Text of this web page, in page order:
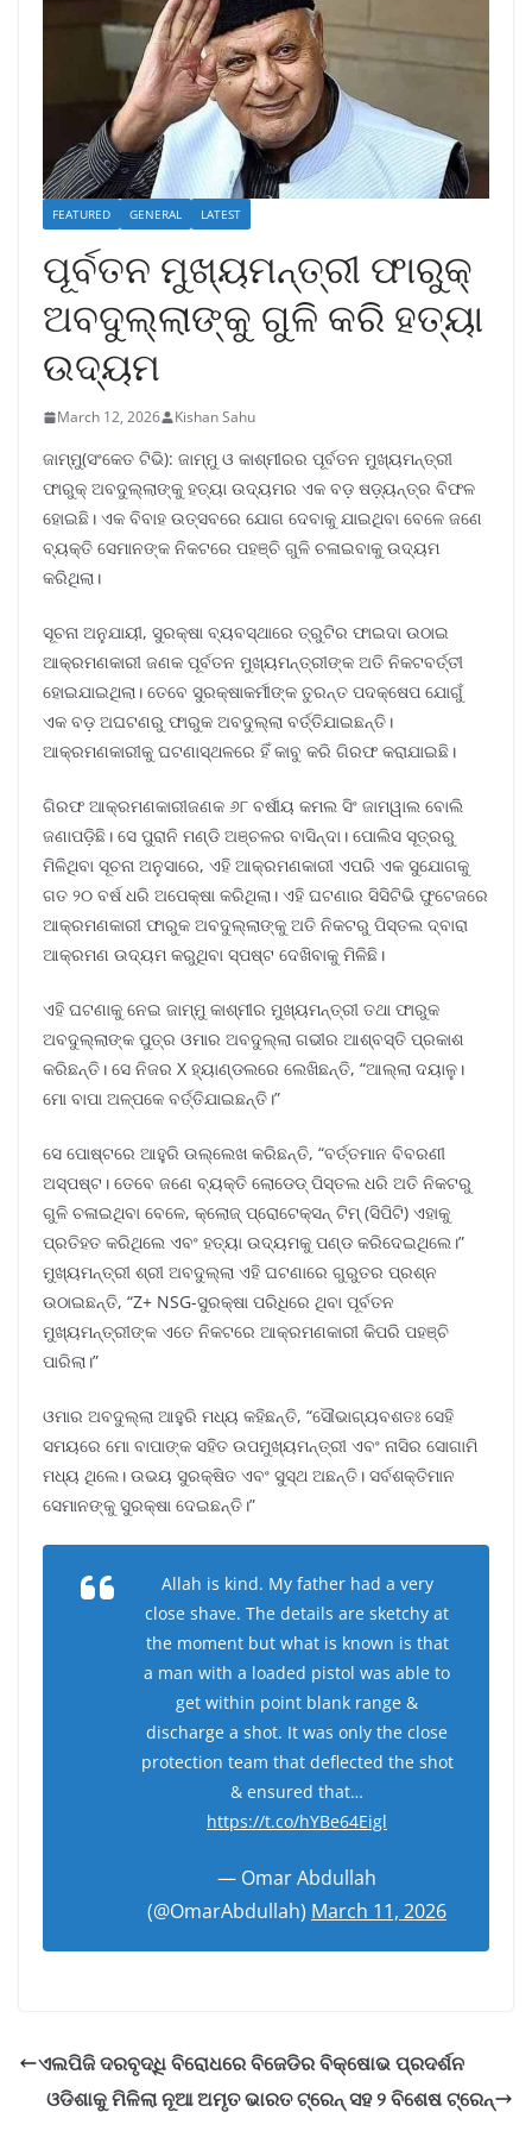
FEATURED GENERAL LATEST
ପୂର୍ବତନ ମୁଖ୍ୟମନ୍ତ୍ରୀ ଫାରୁକ୍
ଅବଦୁଲ୍ଲାଙ୍କୁ ଗୁଳି କରି ହତ୍ୟା
ଉଦ୍ୟମ
March 12, 2026 Kishan Sahu
ଜାମ୍ମୁ(ସଂକେତ ଟିଭି): ଜାମ୍ମୁ ଓ କାଶ୍ମୀରର ପୂର୍ବତନ ମୁଖ୍ୟମନ୍ତ୍ରୀ
ଫାରୁକ୍ ଅବଦୁଲ୍ଲାଙ୍କୁ ହତ୍ୟା ଉଦ୍ୟମର ଏକ ବଡ଼ ଷଡ଼୍ୟନ୍ତ୍ର ବିଫଳ
ହୋଇଛି। ଏକ ବିବାହ ଉତ୍ସବରେ ଯୋଗ ଦେବାକୁ ଯାଇଥିବା ବେଳେ ଜଣେ
ବ୍ୟକ୍ତି ସେମାନଙ୍କ ନିକଟରେ ପହଞ୍ଚି ଗୁଳି ଚଳାଇବାକୁ ଉଦ୍ୟମ
କରିଥିଲା।
ସୂଚନା ଅନୁଯାୟୀ, ସୁରକ୍ଷା ବ୍ୟବସ୍ଥାରେ ତ୍ରୁଟିର ଫାଇଦା ଉଠାଇ
ଆକ୍ରମଣକାରୀ ଜଣକ ପୂର୍ବତନ ମୁଖ୍ୟମନ୍ତ୍ରୀଙ୍କ ଅତି ନିକଟବର୍ତ୍ତୀ
ହୋଇଯାଇଥିଲା। ତେବେ ସୁରକ୍ଷାକର୍ମୀଙ୍କ ତୁରନ୍ତ ପଦକ୍ଷେପ ଯୋଗୁଁ
ଏକ ବଡ଼ ଅଘଟଣରୁ ଫାରୁକ ଅବଦୁଲ୍ଲା ବର୍ତ୍ତିଯାଇଛନ୍ତି।
ଆକ୍ରମଣକାରୀକୁ ଘଟଣାସ୍ଥଳରେ ହିଁ କାବୁ କରି ଗିରଫ କରାଯାଇଛି।
ଗିରଫ ଆକ୍ରମଣକାରୀଜଣକ ୬୮ ବର୍ଷୀୟ କମଲ ସିଂ ଜାମୱାଲ ବୋଲି
ଜଣାପଡ଼ିଛି। ସେ ପୁରାନି ମଣ୍ଡି ଅଞ୍ଚଳର ବାସିନ୍ଦା। ପୋଲିସ ସୂତ୍ରରୁ
ମିଳିଥିବା ସୂଚନା ଅନୁସାରେ, ଏହି ଆକ୍ରମଣକାରୀ ଏପରି ଏକ ସୁଯୋଗକୁ
ଗତ ୨୦ ବର୍ଷ ଧରି ଅପେକ୍ଷା କରିଥିଲା। ଏହି ଘଟଣାର ସିସିଟିଭି ଫୁଟେଜରେ
ଆକ୍ରମଣକାରୀ ଫାରୁକ ଅବଦୁଲ୍ଲାଙ୍କୁ ଅତି ନିକଟରୁ ପିସ୍ତଲ ଦ୍ବାରା
ଆକ୍ରମଣ ଉଦ୍ୟମ କରୁଥିବା ସ୍ପଷ୍ଟ ଦେଖିବାକୁ ମିଳିଛି।
ଏହି ଘଟଣାକୁ ନେଇ ଜାମ୍ମୁ କାଶ୍ମୀର ମୁଖ୍ୟମନ୍ତ୍ରୀ ତଥା ଫାରୁକ
ଅବଦୁଲ୍ଲାଙ୍କ ପୁତ୍ର ଓମାର ଅବଦୁଲ୍ଲା ଗଭୀର ଆଶ୍ବସ୍ତି ପ୍ରକାଶ
କରିଛନ୍ତି। ସେ ନିଜର X ହ୍ୟାଣ୍ଡଲରେ ଲେଖିଛନ୍ତି, “ଆଲ୍ଲା ଦୟାଳୁ।
ମୋ ବାପା ଅଳ୍ପକେ ବର୍ତ୍ତିଯାଇଛନ୍ତି।”
ସେ ପୋଷ୍ଟରେ ଆହୁରି ଉଲ୍ଲେଖ କରିଛନ୍ତି, “ବର୍ତ୍ତମାନ ବିବରଣୀ
ଅସ୍ପଷ୍ଟ। ତେବେ ଜଣେ ବ୍ୟକ୍ତି ଲୋଡେଡ୍ ପିସ୍ତଲ ଧରି ଅତି ନିକଟରୁ
ଗୁଳି ଚଳାଇଥିବା ବେଳେ, କ୍ଲୋଜ୍ ପ୍ରୋଟେକ୍ସନ୍ ଟିମ୍ (ସିପିଟି) ଏହାକୁ
ପ୍ରତିହତ କରିଥିଲେ ଏବଂ ହତ୍ୟା ଉଦ୍ୟମକୁ ପଣ୍ଡ କରିଦେଇଥିଲେ।”
ମୁଖ୍ୟମନ୍ତ୍ରୀ ଶ୍ରୀ ଅବଦୁଲ୍ଲା ଏହି ଘଟଣାରେ ଗୁରୁତର ପ୍ରଶ୍ନ
ଉଠାଇଛନ୍ତି, “Z+ NSG-ସୁରକ୍ଷା ପରିଧିରେ ଥିବା ପୂର୍ବତନ
ମୁଖ୍ୟମନ୍ତ୍ରୀଙ୍କ ଏତେ ନିକଟରେ ଆକ୍ରମଣକାରୀ କିପରି ପହଞ୍ଚି
ପାରିଲା।”
ଓମାର ଅବଦୁଲ୍ଲା ଆହୁରି ମଧ୍ୟ କହିଛନ୍ତି, “ସୌଭାଗ୍ୟବଶତଃ ସେହି
ସମୟରେ ମୋ ବାପାଙ୍କ ସହିତ ଉପମୁଖ୍ୟମନ୍ତ୍ରୀ ଏବଂ ନାସିର ସୋଗାମି
ମଧ୍ୟ ଥିଲେ। ଉଭୟ ସୁରକ୍ଷିତ ଏବଂ ସୁସ୍ଥ ଅଛନ୍ତି। ସର୍ବଶକ୍ତିମାନ
ସେମାନଙ୍କୁ ସୁରକ୍ଷା ଦେଇଛନ୍ତି।”
Allah is kind. My father had a very
close shave. The details are sketchy at
the moment but what is known is that
a man with a loaded pistol was able to
get within point blank range &
discharge a shot. It was only the close
protection team that deflected the shot
& ensured that…
https://t.co/hYBe64Eigl
— Omar Abdullah
(@OmarAbdullah) March 11, 2026
ଏଲପିଜି ଦରବୃଦ୍ଧି ବିରୋଧରେ ବିଜେଡିର ବିକ୍ଷୋଭ ପ୍ରଦର୍ଶନ
ଓଡିଶାକୁ ମିଳିଲା ନୂଆ ଅମୃତ ଭାରତ ଟ୍ରେନ୍ ସହ ୨ ବିଶେଷ ଟ୍ରେନ୍